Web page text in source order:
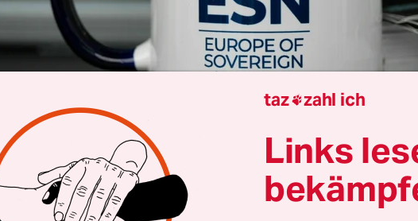
Aus Brüssel
taz zahl ich
Links